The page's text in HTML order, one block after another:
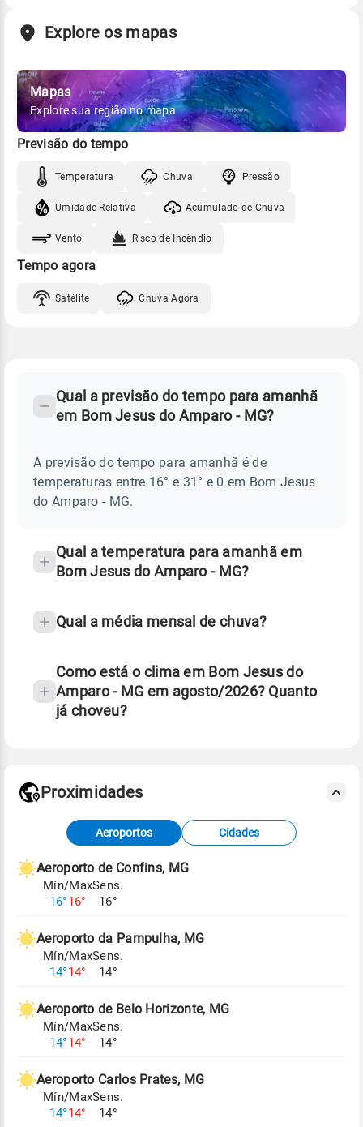
Explore os mapas
Mapas
Explore sua região no mapa
Previsão do tempo
Temperatura Chuva Pressão
Umidade Relativa Acumulado de Chuva
Vento Risco de Incêndio
Tempo agora
Satélite Chuva Agora
JESUS
AMPARO
Perguntas
sobre
chuva
Qual a previsão do tempo para amanhã
em Bom Jesus do Amparo - MG?
A previsão do tempo para amanhã é de
temperaturas entre 16° e 31° e 0 em Bom Jesus
do Amparo - MG.
Qual a temperatura para amanhã em
Bom Jesus do Amparo - MG?
Qual a média mensal de chuva?
Como está o clima em Bom Jesus do
Amparo - MG em agosto/2026? Quanto
já choveu?
Fonte: dados combinados de estações
meteorológicas e satélite do Centro de Previsão
de Tempo e Estudos Climáticos (CPTEC).
Para obter mais informações sobre os dados
Proximidades
Aeroportos Cidades
Aeroporto de Confins, MG
Mín/Max
16°16°
Sens.
16°
Aeroporto da Pampulha, MG
Mín/Max
14°14°
Sens.
14°
Aeroporto de Belo Horizonte, MG
Mín/Max
14°14°
Sens.
14°
Aeroporto Carlos Prates, MG
Mín/Max
14°14°
Sens.
14°